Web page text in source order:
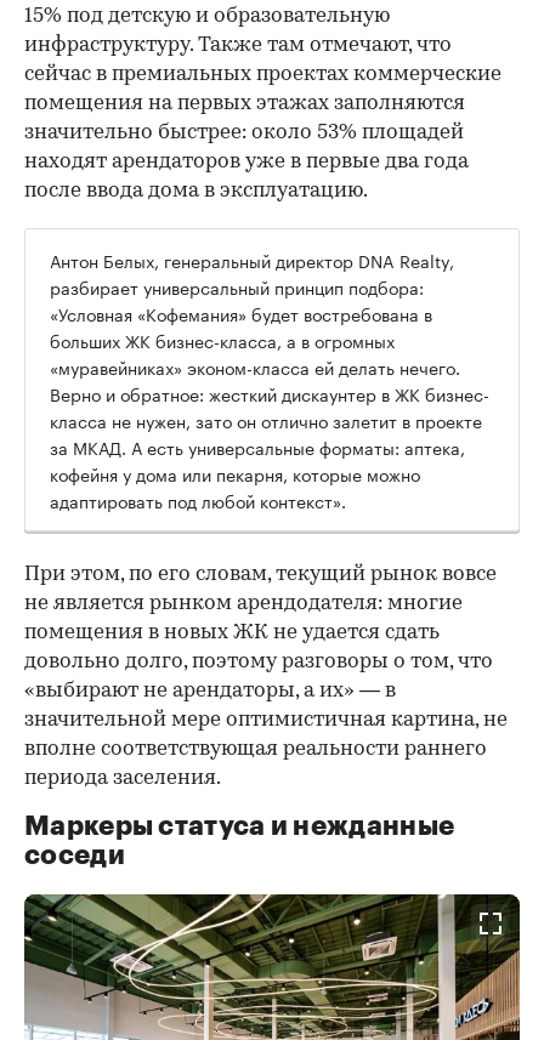
15% под детскую и образовательную
инфраструктуру. Также там отмечают, что
сейчас в премиальных проектах коммерческие
помещения на первых этажах заполняются
значительно быстрее: около 53% площадей
находят арендаторов уже в первые два года
после ввода дома в эксплуатацию.
Антон Белых, генеральный директор DNA Realty,
разбирает универсальный принцип подбора:
«Условная «Кофемания» будет востребована в
больших ЖК бизнес-класса, а в огромных
«муравейниках» эконом-класса ей делать нечего.
Верно и обратное: жесткий дискаунтер в ЖК бизнес-
класса не нужен, зато он отлично залетит в проекте
за МКАД. А есть универсальные форматы: аптека,
кофейня у дома или пекарня, которые можно
адаптировать под любой контекст».
При этом, по его словам, текущий рынок вовсе
не является рынком арендодателя: многие
помещения в новых ЖК не удается сдать
довольно долго, поэтому разговоры о том, что
«выбирают не арендаторы, а их» — в
значительной мере оптимистичная картина, не
вполне соответствующая реальности раннего
периода заселения.
Маркеры статуса и нежданные
соседи